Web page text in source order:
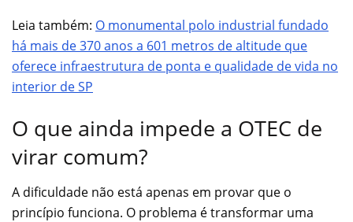
Leia também: O monumental polo industrial fundado
há mais de 370 anos a 601 metros de altitude que
oferece infraestrutura de ponta e qualidade de vida no
interior de SP
O que ainda impede a OTEC de
virar comum?
A dificuldade não está apenas em provar que o
princípio funciona. O problema é transformar uma